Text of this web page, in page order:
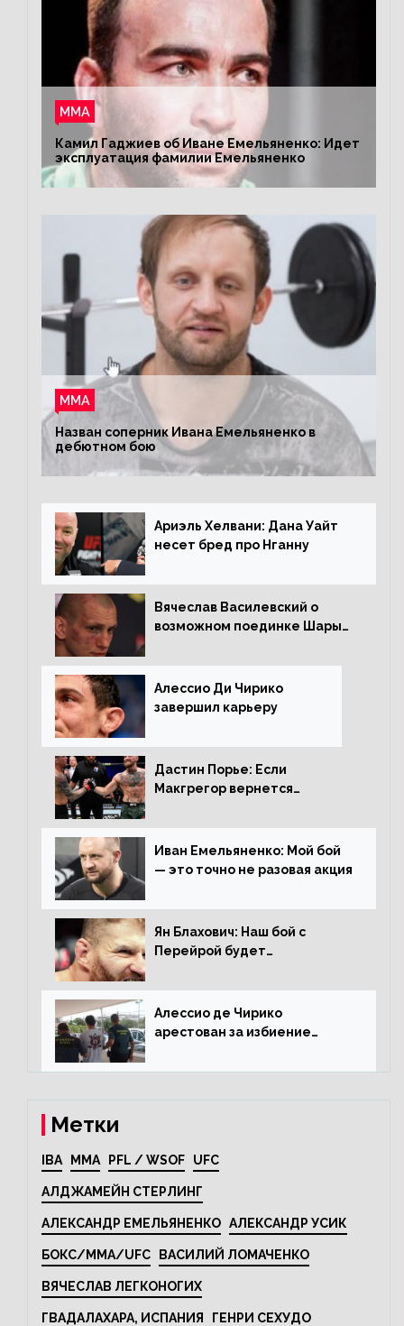
ММА
Камил Гаджиев об Иване Емельяненко: Идет
эксплуатация фамилии Емельяненко
ММА
Назван соперник Ивана Емельяненко в
дебютном бою
Ариэль Хелвани: Дана Уайт
несет бред про Нганну
Вячеслав Василевский о
возможном поединке Шары
Копыловым
Алессио Ди Чирико
завершил карьеру
Дастин Порье: Если
Макгрегор вернется
раунда на Чендлера
Иван Емельяненко: Мой бой
— это точно не разовая акция
Ян Блахович: Наш бой с
Перейрой будет
Алессио де Чирико
арестован за избиение
Метки
IBA MMA PFL / WSOF UFC
АЛДЖАМЕЙН СТЕРЛИНГ
АЛЕКСАНДР ЕМЕЛЬЯНЕНКО АЛЕКСАНДР УСИК
БОКС/MMA/UFC ВАСИЛИЙ ЛОМАЧЕНКО
ВЯЧЕСЛАВ ЛЕГКОНОГИХ
ГВАДАЛАХАРА, ИСПАНИЯ ГЕНРИ СЕХУДО